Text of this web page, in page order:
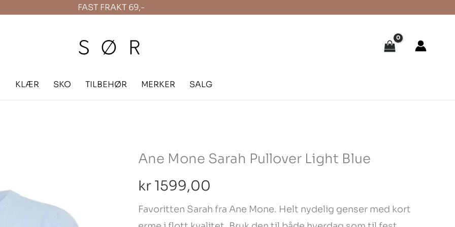
FAST FRAKT 69,-
KLÆR SKO TILBEHØR MERKER SALG
Ane Mone Sarah Pullover Light Blue
kr 1599,00
Favoritten Sarah fra Ane Mone. Helt nydelig genser med kort
Ane
Sarah
Pullover